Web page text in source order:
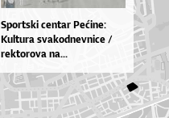
Spor­tski cen­tar Pe­ći­ne:
Kul­tu­ra sva­kod­nev­ni­ce /
rek­to­ro­va na...